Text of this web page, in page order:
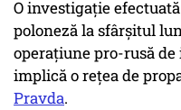
O investigație
poloneză la sfârșitul
operațiune pro-rusă
implică o rețea de
Pravda.